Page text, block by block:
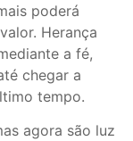
poderá
Herança
a fé,
chegar a
tempo.
agora são luz